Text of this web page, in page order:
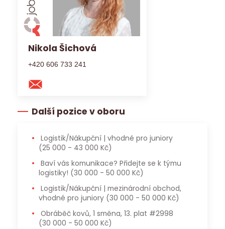
Nikola Šichová
+420 606 733 241
Další pozice v oboru
Logistik/Nákupční | vhodné pro juniory
(25 000 - 43 000 Kč)
logistiky! (30 000 - 50 000 Kč)
vhodné pro juniory (30 000 - 50 000 Kč)
Obráběč kovů, 1 směna, 13. plat #2998
(30 000 - 50 000 Kč)